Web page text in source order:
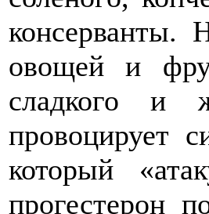
консерванты.
овощей и
сладкого и
провоцирует
который
прогестерон